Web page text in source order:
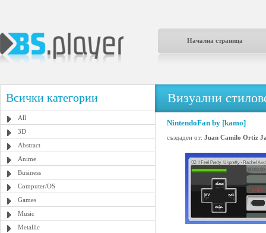
Начална страница
Всички категории
All
3D
Abstract
Anime
Business
Computer/OS
Games
Music
Metallic
Визуални
NintendoFan by [kamo]
създаден от: Juan Camilo Ortiz